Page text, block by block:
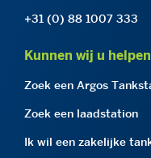
+31 (0) 88 1007 333
Kunnen wij u
Zoek een Argos
Zoek een laadstation
Ik wil een zakelijke